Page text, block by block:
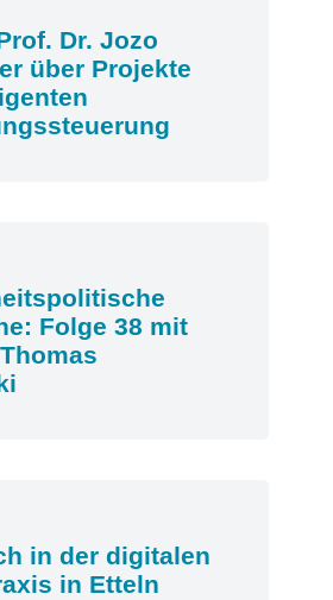
Dr. Jozo
über Projekte
Folge 38 mit
in der digitalen
in Etteln